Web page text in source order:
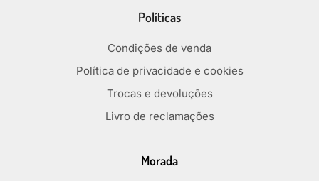
Políticas
Condições de venda
Política de privacidade e cookies
Trocas e devoluções
Livro de reclamações
Morada